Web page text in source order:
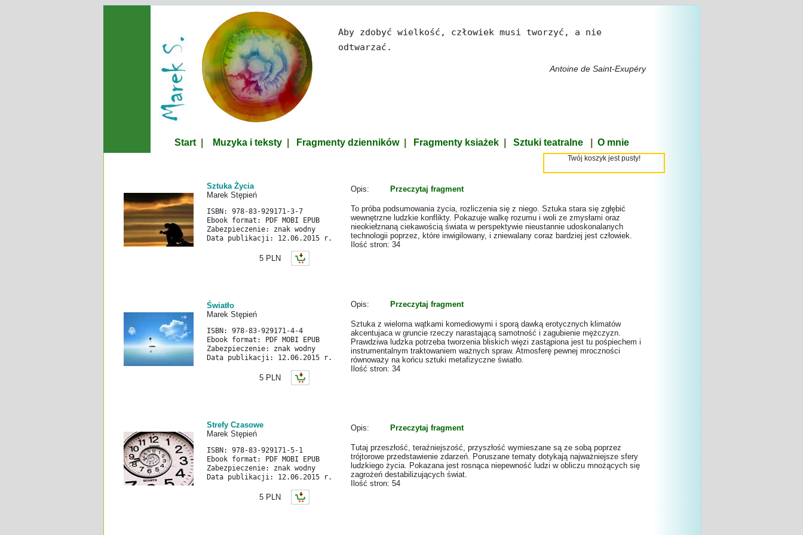
Aby zdobyć wielkość, człowiek musi tworzyć, a nie
odtwarzać.
Antoine de Saint-Exupéry
Start| Muzyka i teksty| Fragmenty dzienników| Fragmenty ksiażek| Sztuki teatralne| O mnie
Twój koszyk jest pusty!
Sztuka Życia
Marek Stępień
ISBN: 978-83-929171-3-7
Ebook format: PDF MOBI EPUB
Zabezpieczenie: znak wodny
Data publikacji: 12.06.2015 r.
5 PLN
Opis: Przeczytaj fragment
To próba podsumowania życia, rozliczenia się z niego. Sztuka stara się zgłębić
wewnętrzne ludzkie konflikty. Pokazuje walkę rozumu i woli ze zmysłami oraz
nieokiełznaną ciekawością świata w perspektywie nieustannie udoskonalanych
technologii poprzez, które inwigilowany, i zniewalany coraz bardziej jest człowiek.
Ilość stron: 34
Światło
Marek Stępień
ISBN: 978-83-929171-4-4
Ebook format: PDF MOBI EPUB
Zabezpieczenie: znak wodny
Data publikacji: 12.06.2015 r.
5 PLN
Opis: Przeczytaj fragment
Sztuka z wieloma wątkami komediowymi i sporą dawką erotycznych klimatów
akcentujaca w gruncie rzeczy narastającą samotność i zagubienie mężczyzn.
Prawdziwa ludzka potrzeba tworzenia bliskich więzi zastąpiona jest tu pośpiechem i
instrumentalnym traktowaniem ważnych spraw. Atmosferę pewnej mroczności
równoważy na końcu sztuki metafizyczne światło.
Ilość stron: 34
Strefy Czasowe
Marek Stępień
ISBN: 978-83-929171-5-1
Ebook format: PDF MOBI EPUB
Zabezpieczenie: znak wodny
Data publikacji: 12.06.2015 r.
5 PLN
Opis: Przeczytaj fragment
Tutaj przeszłość, teraźniejszość, przyszłość wymieszane są ze sobą poprzez
trójtorowe przedstawienie zdarzeń. Poruszane tematy dotykają najważniejsze sfery
ludzkiego życia. Pokazana jest rosnąca niepewność ludzi w obliczu mnożących się
zagrożeń destabilizujących świat.
Ilość stron: 54